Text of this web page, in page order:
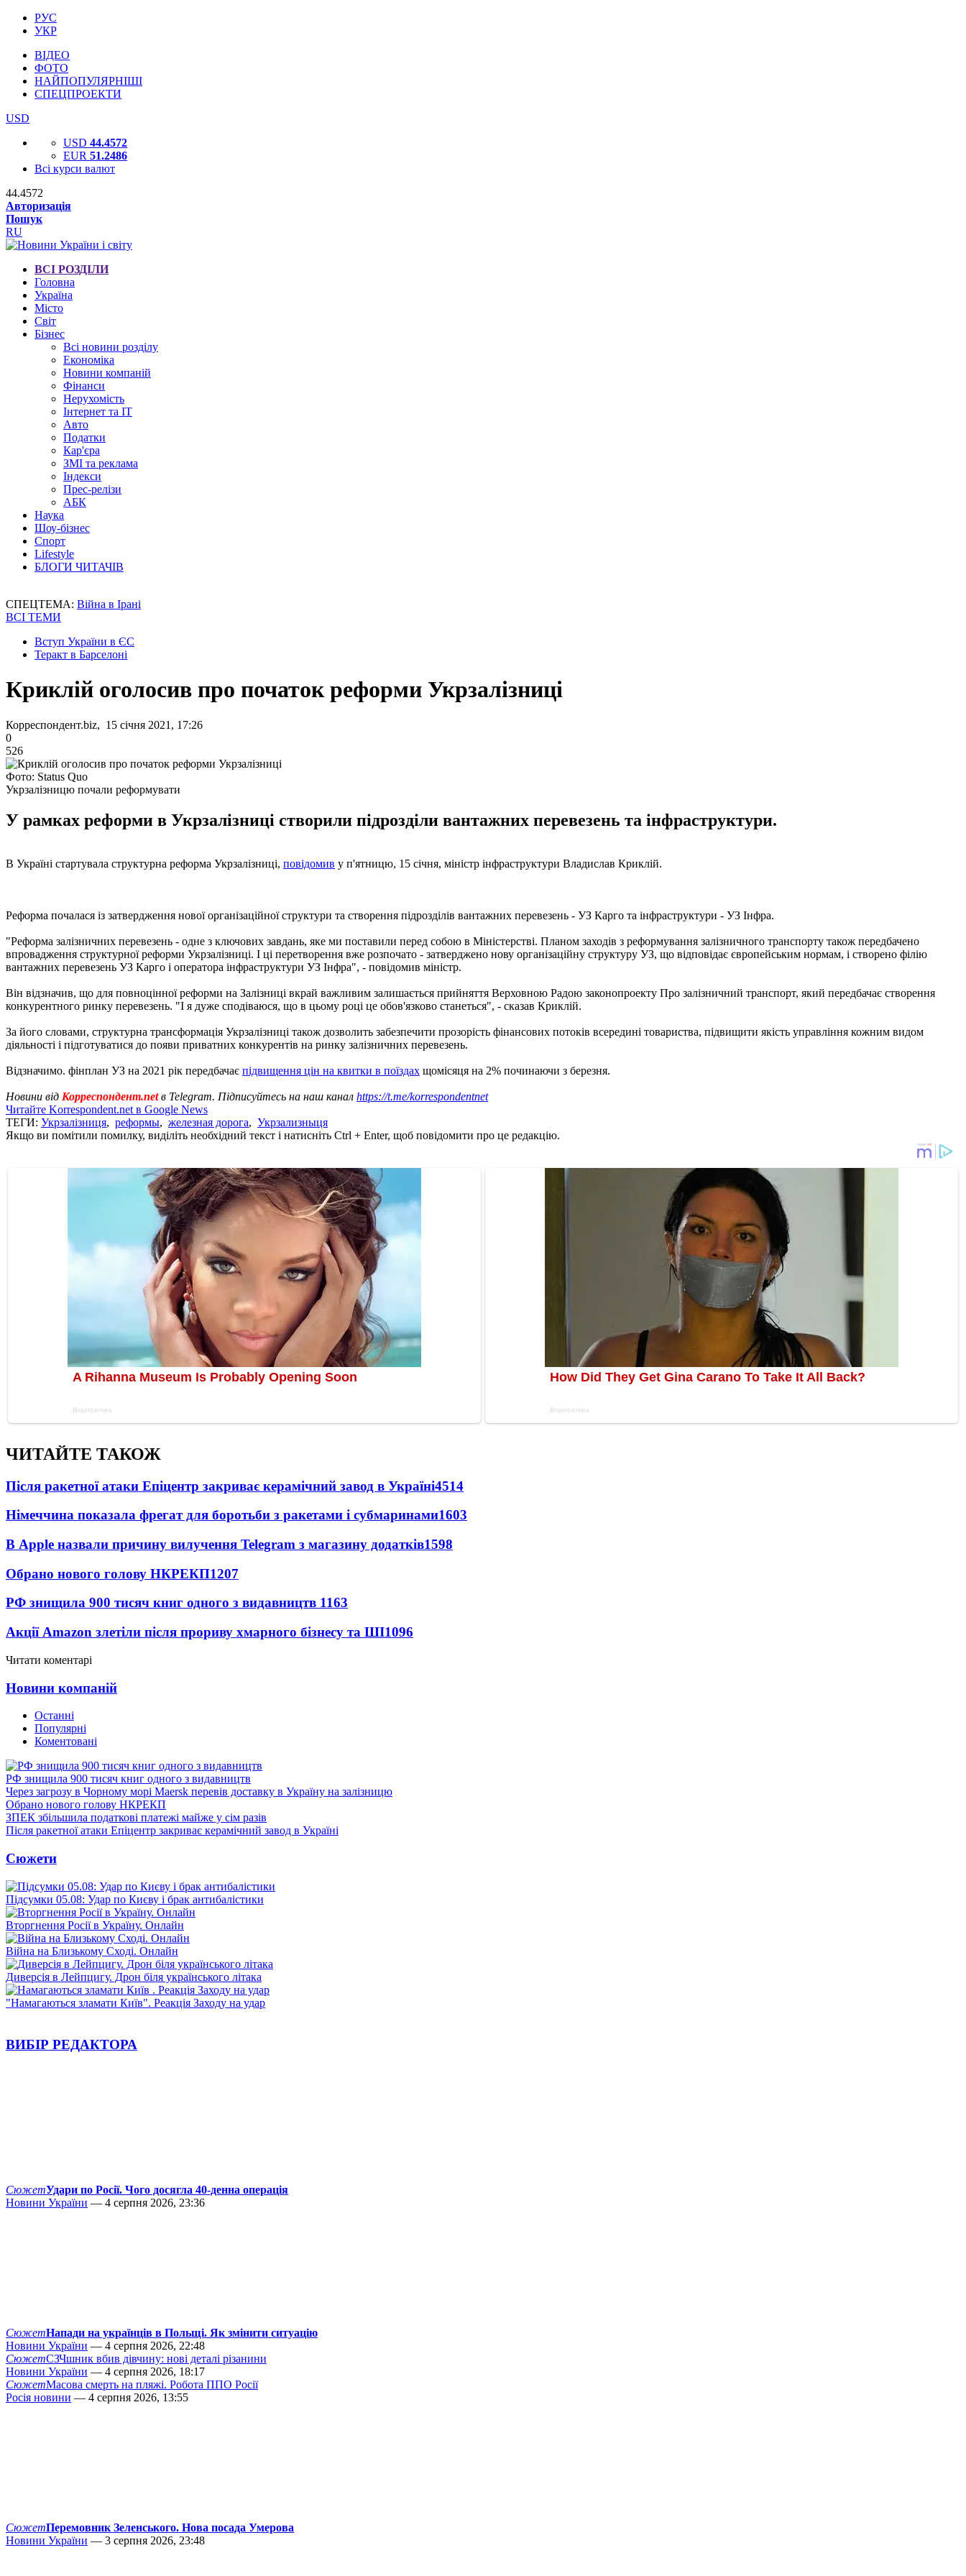
РУС
УКР
ВІДЕО
ФОТО
НАЙПОПУЛЯРНІШІ
СПЕЦПРОЕКТИ
USD
USD 44.4572
EUR 51.2486
Всі курси валют
44.4572
Авторизація
Пошук
RU
ВСІ РОЗДІЛИ
Головна
Україна
Місто
Світ
Бізнес
Всі новини розділу
Економіка
Новини компаній
Фінанси
Нерухомість
Інтернет та IT
Авто
Податки
Кар'єра
ЗМІ та реклама
Індекси
Прес-релізи
АБК
Наука
Шоу-бізнес
Спорт
Lifestyle
БЛОГИ ЧИТАЧІВ
СПЕЦТЕМА: Війна в Ірані
ВСІ ТЕМИ
Вступ України в ЄС
Теракт в Барселоні
Криклій оголосив про початок реформи Укрзалізниці
Корреспондент.biz, 15 січня 2021, 17:26
0
526
Фото: Status Quo
Укрзалізницю почали реформувати
У рамках реформи в Укрзалізниці створили підрозділи вантажних перевезень та інфраструктури.
В Україні стартувала структурна реформа Укрзалізниці, повідомив у п'ятницю, 15 січня, міністр інфраструктури Владислав Криклій.
Реформа почалася із затвердження нової організаційної структури та створення підрозділів вантажних перевезень - УЗ Карго та інфраструктури - УЗ Інфра.
"Реформа залізничних перевезень - одне з ключових завдань, яке ми поставили перед собою в Міністерстві. Планом заходів з реформування залізничного транспорту також передбачено
впровадження структурної реформи Укрзалізниці. І ці перетворення вже розпочато - затверджено нову організаційну структуру УЗ, що відповідає європейським нормам, і створено філію
вантажних перевезень УЗ Карго і оператора інфраструктури УЗ Інфра", - повідомив міністр.
Він відзначив, що для повноцінної реформи на Залізниці вкрай важливим залишається прийняття Верховною Радою законопроекту Про залізничний транспорт, який передбачає створення
конкурентного ринку перевезень. "І я дуже сподіваюся, що в цьому році це обов'язково станеться", - сказав Криклій.
За його словами, структурна трансформація Укрзалізниці також дозволить забезпечити прозорість фінансових потоків всередині товариства, підвищити якість управління кожним видом
діяльності і підготуватися до появи приватних конкурентів на ринку залізничних перевезень.
Відзначимо. фінплан УЗ на 2021 рік передбачає підвищення цін на квитки в поїздах щомісяця на 2% починаючи з березня.
Новини від Корреспондент.netв Telegram. Підписуйтесь на наш канал https://t.me/korrespondentnet
Читайте Korrespondent.net в Google News
ТЕГИ: Укрзалізниця, реформы, железная дорога, Укрзализныця
Якщо ви помітили помилку, виділіть необхідний текст і натисніть Ctrl + Enter, щоб повідомити про це редакцію.
ЧИТАЙТЕ ТАКОЖ
Після ракетної атаки Епіцентр закриває керамічний завод в Україні4514
Німеччина показала фрегат для боротьби з ракетами і субмаринами1603
В Apple назвали причину вилучення Telegram з магазину додатків1598
Обрано нового голову НКРЕКП1207
РФ знищила 900 тисяч книг одного з видавництв 1163
Акції Amazon злетіли після прориву хмарного бізнесу та ШІ1096
Читати коментарі
Новини компаній
Останні
Популярні
Коментовані
РФ знищила 900 тисяч книг одного з видавництв
Через загрозу в Чорному морі Maersk перевів доставку в Україну на залізницю
Обрано нового голову НКРЕКП
ЗПЕК збільшила податкові платежі майже у сім разів
Після ракетної атаки Епіцентр закриває керамічний завод в Україні
Сюжети
Підсумки 05.08: Удар по Києву і брак антибалістики
Вторгнення Росії в Україну. Онлайн
Війна на Близькому Сході. Онлайн
Диверсія в Лейпцигу. Дрон біля українського літака
"Намагаються зламати Київ". Реакція Заходу на удар
ВИБІР РЕДАКТОРА
СюжетУдари по Росії. Чого досягла 40-денна операція
Новини України — 4 серпня 2026, 23:36
СюжетНапади на українців в Польщі. Як змінити ситуацію
Новини України — 4 серпня 2026, 22:48
СюжетСЗЧшник вбив дівчину: нові деталі різанини
Новини України — 4 серпня 2026, 18:17
СюжетМасова смерть на пляжі. Робота ППО Росії
Росія новини — 4 серпня 2026, 13:55
СюжетПеремовник Зеленського. Нова посада Умерова
Новини України — 3 серпня 2026, 23:48